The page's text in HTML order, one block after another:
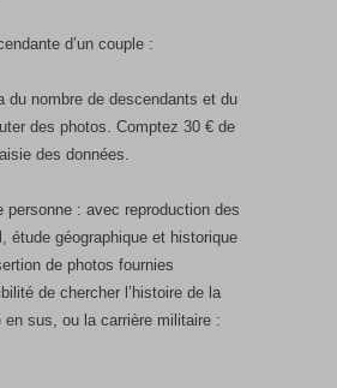
d’un couple :
du nombre de descendants et du
des photos. Comptez 30 € de
des données.
personne : avec reproduction des
étude géographique et historique
de photos fournies
de chercher l’histoire de la
en sus, ou la carrière militaire :